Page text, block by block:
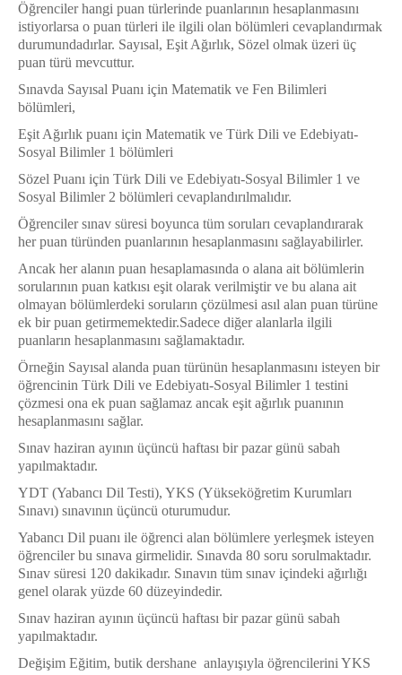
Öğrenciler hangi puan türlerinde puanlarının hesaplanmasını
istiyorlarsa o puan türleri ile ilgili olan bölümleri cevaplandırmak
durumundadırlar. Sayısal, Eşit Ağırlık, Sözel olmak üzeri üç
puan türü mevcuttur.
Sınavda Sayısal Puanı için Matematik ve Fen Bilimleri
bölümleri,
Eşit Ağırlık puanı için Matematik ve Türk Dili ve Edebiyatı-
Sosyal Bilimler 1 bölümleri
Sözel Puanı için Türk Dili ve Edebiyatı-Sosyal Bilimler 1 ve
Sosyal Bilimler 2 bölümleri cevaplandırılmalıdır.
Öğrenciler sınav süresi boyunca tüm soruları cevaplandırarak
her puan türünden puanlarının hesaplanmasını sağlayabilirler.
Ancak her alanın puan hesaplamasında o alana ait bölümlerin
sorularının puan katkısı eşit olarak verilmiştir ve bu alana ait
olmayan bölümlerdeki soruların çözülmesi asıl alan puan türüne
ek bir puan getirmemektedir.Sadece diğer alanlarla ilgili
puanların hesaplanmasını sağlamaktadır.
Örneğin Sayısal alanda puan türünün hesaplanmasını isteyen bir
öğrencinin Türk Dili ve Edebiyatı-Sosyal Bilimler 1 testini
çözmesi ona ek puan sağlamaz ancak eşit ağırlık puanının
hesaplanmasını sağlar.
Sınav haziran ayının üçüncü haftası bir pazar günü sabah
yapılmaktadır.
YDT (Yabancı Dil Testi), YKS (Yükseköğretim Kurumları
Sınavı) sınavının üçüncü oturumudur.
Yabancı Dil puanı ile öğrenci alan bölümlere yerleşmek isteyen
öğrenciler bu sınava girmelidir. Sınavda 80 soru sorulmaktadır.
Sınav süresi 120 dakikadır. Sınavın tüm sınav içindeki ağırlığı
genel olarak yüzde 60 düzeyindedir.
Sınav haziran ayının üçüncü haftası bir pazar günü sabah
yapılmaktadır.
Değişim Eğitim, butik dershane anlayışıyla öğrencilerini YKS